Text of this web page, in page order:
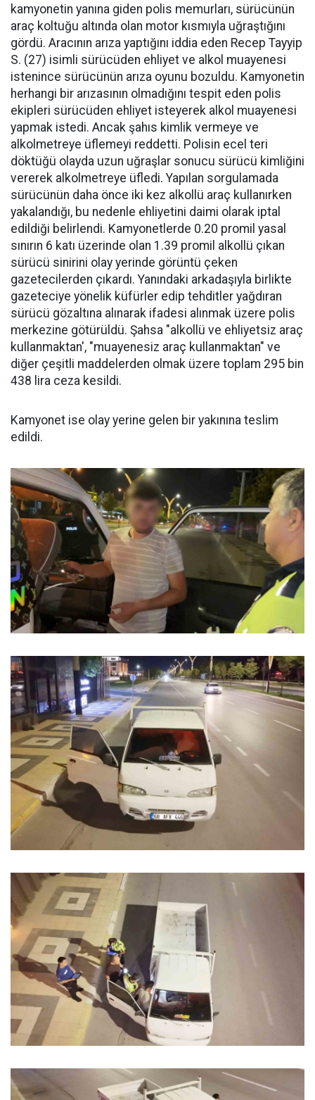
kamyonetin yanına giden polis memurları, sürücünün
araç koltuğu altında olan motor kısmıyla uğraştığını
gördü. Aracının arıza yaptığını iddia eden Recep Tayyip
S. (27) isimli sürücüden ehliyet ve alkol muayenesi
istenince sürücünün arıza oyunu bozuldu. Kamyonetin
herhangi bir arızasının olmadığını tespit eden polis
ekipleri sürücüden ehliyet isteyerek alkol muayenesi
yapmak istedi. Ancak şahıs kimlik vermeye ve
alkolmetreye üflemeyi reddetti. Polisin ecel teri
döktüğü olayda uzun uğraşlar sonucu sürücü kimliğini
vererek alkolmetreye üfledi. Yapılan sorgulamada
sürücünün daha önce iki kez alkollü araç kullanırken
yakalandığı, bu nedenle ehliyetini daimi olarak iptal
edildiği belirlendi. Kamyonetlerde 0.20 promil yasal
sınırın 6 katı üzerinde olan 1.39 promil alkollü çıkan
sürücü sinirini olay yerinde görüntü çeken
gazetecilerden çıkardı. Yanındaki arkadaşıyla birlikte
gazeteciye yönelik küfürler edip tehditler yağdıran
sürücü gözaltına alınarak ifadesi alınmak üzere polis
merkezine götürüldü. Şahsa "alkollü ve ehliyetsiz araç
kullanmaktan', "muayenesiz araç kullanmaktan" ve
diğer çeşitli maddelerden olmak üzere toplam 295 bin
438 lira ceza kesildi.
Kamyonet ise olay yerine gelen bir yakınına teslim
edildi.